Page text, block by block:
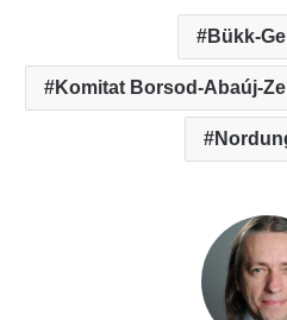
Bükk-
Komitat Borsod-Abaúj-